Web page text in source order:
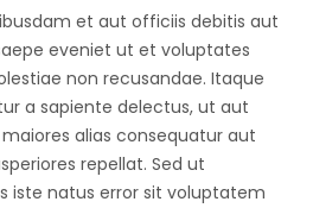
et aut officiis debitis aut
eveniet ut et voluptates
non recusandae. Itaque
a sapiente delectus, ut aut
alias consequatur aut
repellat. Sed ut
iste natus error sit voluptatem